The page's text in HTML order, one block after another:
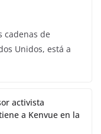
cadenas de
Unidos, está a
activista
a Kenvue en la